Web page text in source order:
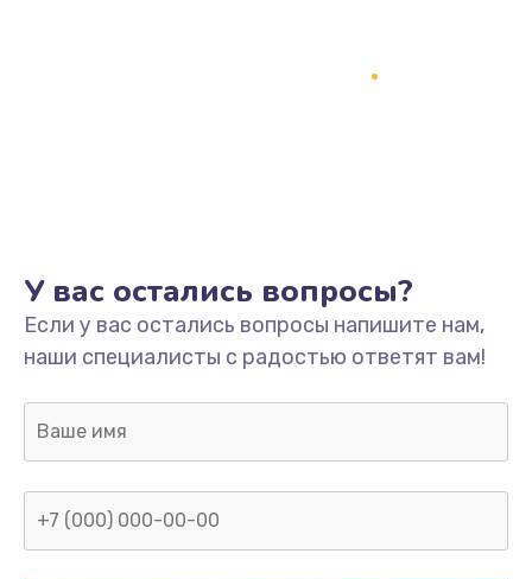
У вас остались вопросы?
Если у вас остались вопросы напишите нам,
наши специалисты с радостью ответят вам!